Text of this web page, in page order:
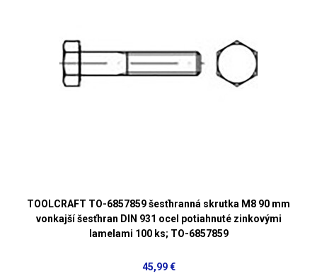
TOOLCRAFT TO-6857859 šesťhranná skrutka M8 90 mm
vonkajší šesťhran DIN 931 ocel potiahnuté zinkovými
lamelami 100 ks; TO-6857859
45,99 €